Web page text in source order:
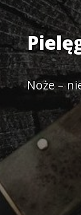
Noże –